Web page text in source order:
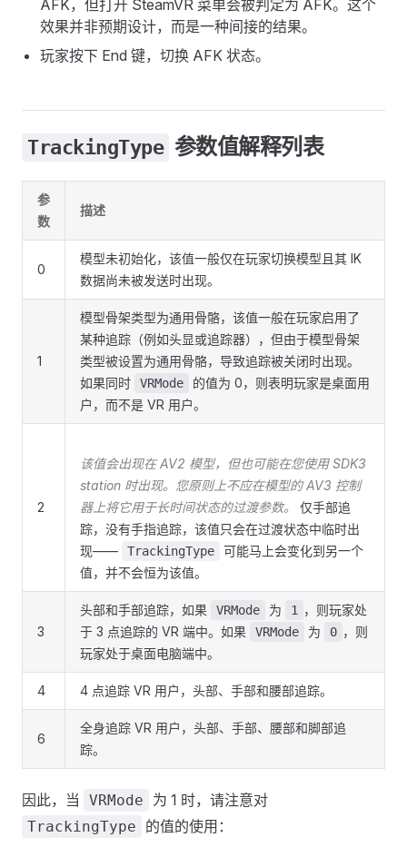
AFK，但打开 SteamVR 菜单会被判定为 AFK。这个
效果并非预期设计，而是一种间接的结果。
玩家按下 End 键，切换 AFK 状态。
TrackingType 参数值解释列表
参
数
描述
0
模型未初始化，该值一般仅在玩家切换模型且其 IK
数据尚未被发送时出现。
1
模型骨架类型为通用骨骼，该值一般在玩家启用了
某种追踪（例如头显或追踪器），但由于模型骨架
类型被设置为通用骨骼，导致追踪被关闭时出现。
如果同时
VRMode
的值为 0，则表明玩家是桌面用
户，而不是 VR 用户。
2
该值会出现在 AV2 模型，但也可能在您使用 SDK3
station 时出现。您原则上不应在模型的 AV3 控制
器上将它用于长时间状态的过渡参数。
仅手部追
踪，没有手指追踪，该值只会在过渡状态中临时出
现——
TrackingType
可能马上会变化到另一个
值，并不会恒为该值。
3
头部和手部追踪，如果 VRMode 为 1
，则玩家处
于 3 点追踪的 VR 端中。如果
VRMode 为 0 ，则
玩家处于桌面电脑端中。
4 4 点追踪 VR 用户，头部、手部和腰部追踪。
6
全身追踪 VR 用户，头部、手部、腰部和脚部追
踪。
因此，当 VRMode 为 1 时，请注意对
TrackingType 的值的使用：